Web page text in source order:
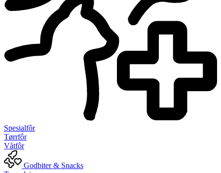
Spesialfôr
Tørrfôr
Våtfôr
Godbiter & Snacks